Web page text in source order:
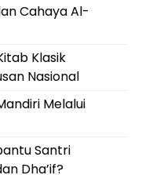
Cahaya Al-
Klasik
Nasional
Melalui
Santri
Dha’if?